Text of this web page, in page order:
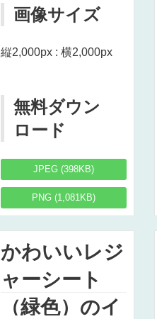
画像サイズ
縦2,000px : 横2,000px
無料ダウン
ロード
JPEG (398KB)
PNG (1,081KB)
かわいいレジ
ャーシート
（緑色）のイ